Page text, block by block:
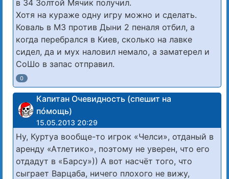
в 34 Золтой Мячик получил.
Хотя на кураже одну игру можно и сделать.
Коваль в МЗ против Дыни 2 пеналя отбил, а
когда перебрался в Киев, сколько на лавке
сидел, да и мух наловил немало, а заматерел и
СоШо в запас отправил.
0
Капитан Очевидность (спешит на
пóмощь)
15.05.2013 20:29
Ну, Куртуа вообще-то игрок «Челси», отданый в
аренду «Атлетико», поэтому не уверен, что его
отдадут в «Барсу»)) А вот насчёт того, что
сыграет Варцаба, ничего плохого не вижу,